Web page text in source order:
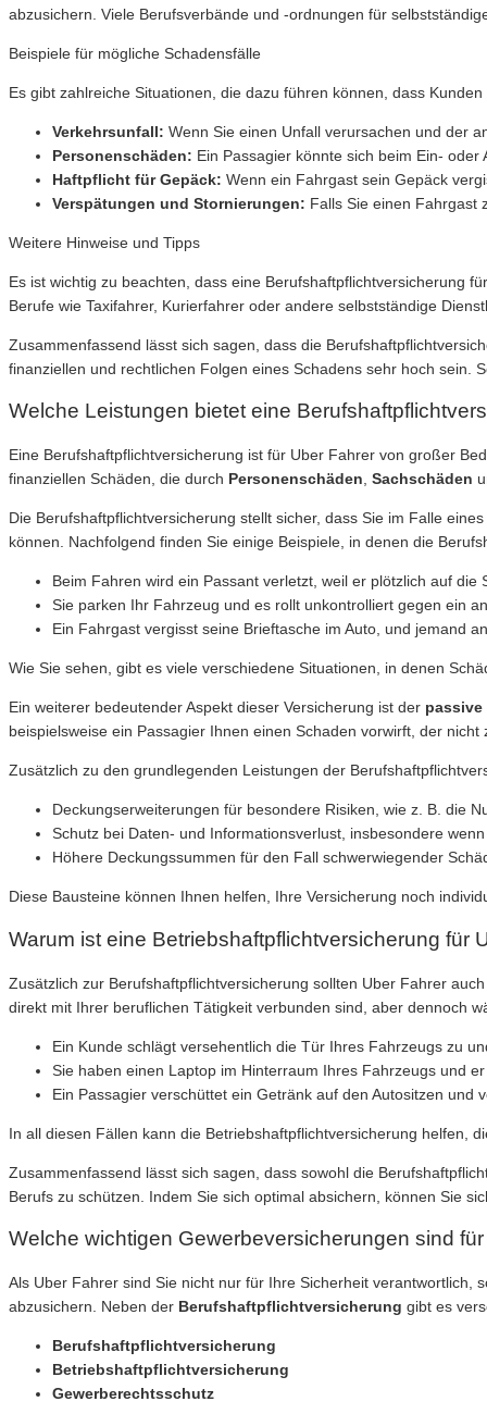
abzusichern. Viele Berufsverbände und -ordnungen für
Beispiele für mögliche Schadensfälle
Es gibt zahlreiche Situationen, die dazu führen können, dass
Verkehrsunfall: Wenn Sie einen Unfall verursachen und der
Personenschäden: Ein Passagier könnte sich beim Ein-
Haftpflicht für Gepäck: Wenn ein Fahrgast sein Gepäck
Verspätungen und Stornierungen: Falls Sie einen Fahrgast
Weitere Hinweise und Tipps
Es ist wichtig zu beachten, dass eine Berufshaftpflichtversicherung
Berufe wie Taxifahrer, Kurierfahrer oder andere selbstständige
Zusammenfassend lässt sich sagen, dass die
finanziellen und rechtlichen Folgen eines Schadens sehr hoch sein.
Welche Leistungen bietet eine
Eine Berufshaftpflichtversicherung ist für Uber Fahrer von großer
finanziellen Schäden, die durch Personenschäden Sachschäden
Die Berufshaftpflichtversicherung stellt sicher, dass Sie im Falle
können. Nachfolgend finden Sie einige Beispiele, in denen die
Beim Fahren wird ein Passant verletzt, weil er plötzlich auf
Sie parken Ihr Fahrzeug und es rollt unkontrolliert gegen ein
Ein Fahrgast vergisst seine Brieftasche im Auto, und jemand
Wie Sie sehen, gibt es viele verschiedene Situationen, in denen
Ein weiterer bedeutender Aspekt dieser Versicherung ist der
beispielsweise ein Passagier Ihnen einen Schaden vorwirft, der
Zusätzlich zu den grundlegenden Leistungen der
Deckungserweiterungen für besondere Risiken, wie z. B. die
Schutz bei Daten- und Informationsverlust, insbesondere
Höhere Deckungssummen für den Fall schwerwiegender
Diese Bausteine können Ihnen helfen, Ihre Versicherung noch
Warum ist eine Betriebshaftpflichtversicherung für
Zusätzlich zur Berufshaftpflichtversicherung sollten Uber Fahrer
direkt mit Ihrer beruflichen Tätigkeit verbunden sind, aber dennoch
Ein Kunde schlägt versehentlich die Tür Ihres Fahrzeugs zu
Sie haben einen Laptop im Hinterraum Ihres Fahrzeugs und
Ein Passagier verschüttet ein Getränk auf den Autositzen
In all diesen Fällen kann die Betriebshaftpflichtversicherung helfen,
Zusammenfassend lässt sich sagen, dass sowohl die
Berufs zu schützen. Indem Sie sich optimal absichern, können Sie
Welche wichtigen Gewerbeversicherungen sind
Als Uber Fahrer sind Sie nicht nur für Ihre Sicherheit
abzusichern. Neben der Berufshaftpflichtversicherung gibt es
Berufshaftpflichtversicherung
Betriebshaftpflichtversicherung
Gewerberechtsschutz